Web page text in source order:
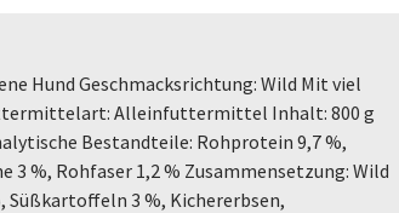
Hund Geschmacksrichtung: Wild Mit viel
Alleinfuttermittel Inhalt: 800 g
Bestandteile: Rohprotein 9,7 %,
3 %, Rohfaser 1,2 % Zusammensetzung: Wild
Süßkartoffeln 3 %, Kichererbsen,